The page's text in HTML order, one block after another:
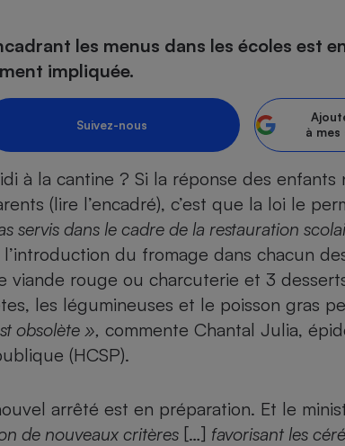
les menus dans les écoles est
impliquée.
Suivez-nous
à
à la cantine ? Si la réponse des enfants
(lire l’encadré), c’est que la loi le
servis dans le cadre de la restauration
du fromage dans chacun
viande rouge ou charcuterie et 3
les légumineuses et le poisson gras
obsolète », commente Chantal Julia,
(HCSP).
arrêté est en préparation. Et le
de nouveaux critères […] favorisant les
Complément
Champagne -
bouteille de
Assurance emprunteur
Banque en ligne
Gros électroménager
Petit électroménager - Ustensile
Lave-linge
Téléphonie
Téléviseur
Matelas
Radiateur électrique
Mutuelle
Antimoustique